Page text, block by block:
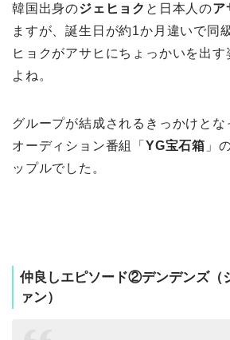
韓国出身のジェヒョク と日本人のア
ますが、誕生日が約1か月違いで同
ヒョクがアサヒにちょっかいを出
よね。
グループが結成されるきっかけと
オーディション番組「 YG宝石箱 」
ップルでした。
仲良しエピソード②デンデンズ（
ァン）